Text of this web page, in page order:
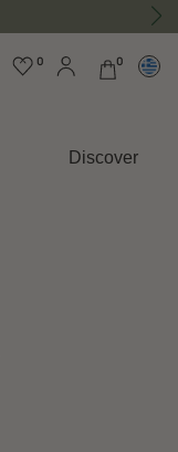
0 0
Discover